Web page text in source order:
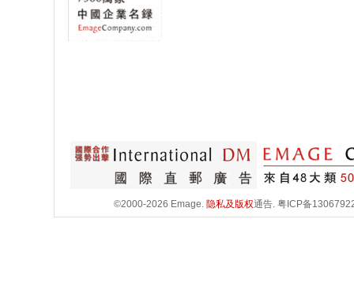
©2000-2026 Emage. 隐私及版权通告. 粤ICP备